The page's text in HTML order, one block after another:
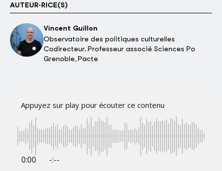
AUTEUR·RICE(S)
Vincent Guillon
Observatoire des politiques culturelles
Codirecteur. Professeur associé Sciences Po
Grenoble, Pacte
Appuyez sur play pour écouter ce contenu
0:00 -:--